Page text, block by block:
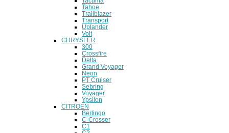
Tahoe
Trailblazer
Transport
Uplander
Volt
CHRYSLER
300
Crossfire
Delta
Grand Voyager
Neon
PT Cruiser
Sebring
Voyager
Ypsilon
CITROEN
Berlingo
C-Crosser
C1